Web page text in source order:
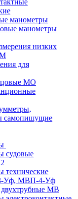
манометры
манометры
низких
для
МО
самопишущие
судовые
технические
Уф, МВП-4-Уф
МВ